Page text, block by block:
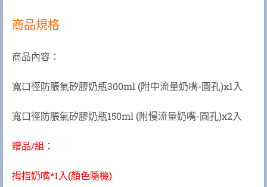
商品規格
商品內容：
寬口徑防脹氣矽膠奶瓶300ml (附中流量奶嘴-圓孔)x1入
寬口徑防脹氣矽膠奶瓶150ml (附慢流量奶嘴-圓孔)x2入
贈品/組：
拇指奶嘴*1入(顏色隨機)